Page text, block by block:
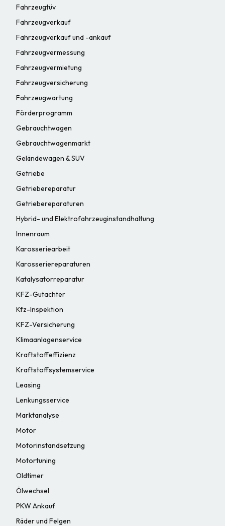
Fahrzeugtüv
Fahrzeugverkauf
Fahrzeugverkauf und -ankauf
Fahrzeugvermessung
Fahrzeugvermietung
Fahrzeugversicherung
Fahrzeugwartung
Förderprogramm
Gebrauchtwagen
Gebrauchtwagenmarkt
Geländewagen & SUV
Getriebe
Getriebereparatur
Getriebereparaturen
Hybrid- und Elektrofahrzeuginstandhaltung
Innenraum
Karosseriearbeit
Karosseriereparaturen
Katalysatorreparatur
KFZ-Gutachter
Kfz-Inspektion
KFZ-Versicherung
Klimaanlagenservice
Kraftstoffeffizienz
Kraftstoffsystemservice
Leasing
Lenkungsservice
Marktanalyse
Motor
Motorinstandsetzung
Motortuning
Oldtimer
Ölwechsel
PKW Ankauf
Räder und Felgen